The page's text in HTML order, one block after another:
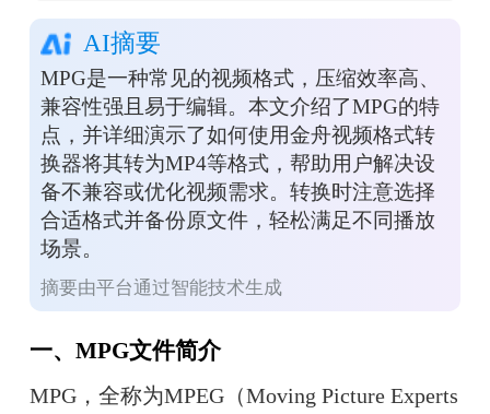
调速、视频转图片、GIF
转图片、视频旋转，支持
mov、mkv、3gp、avi、
flv、gif、mkv、mov、
mp4、mgp、rmvb、swf、
vob、wmv等多种音视频
格式相互转换
AI摘要
MPG是一种常见的视频格式，压缩效率高、
兼容性强且易于编辑。本文介绍了MPG的特
点，并详细演示了如何使用金舟视频格式转
换器将其转为MP4等格式，帮助用户解决设
备不兼容或优化视频需求。转换时注意选择
合适格式并备份原文件，轻松满足不同播放
场景。
摘要由平台通过智能技术生成
一、MPG文件简介
MPG，全称为MPEG（Moving Picture Experts